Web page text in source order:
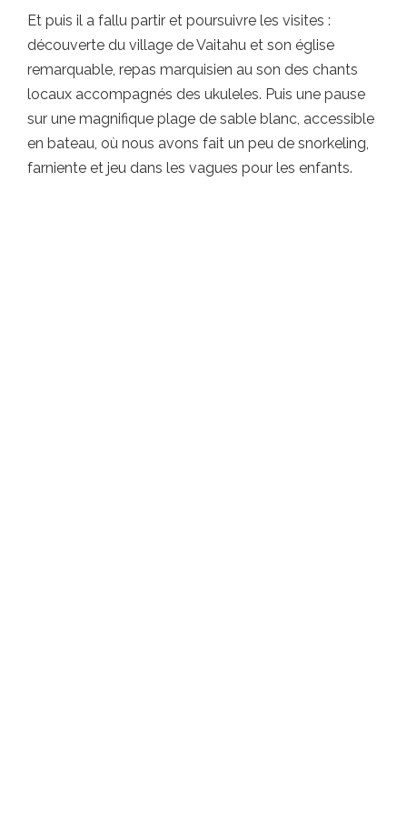
Et puis il a fallu partir et poursuivre les visites :
découverte du village de Vaitahu et son église
remarquable, repas marquisien au son des chants
locaux accompagnés des ukuleles. Puis une pause
sur une magnifique plage de sable blanc, accessible
en bateau, où nous avons fait un peu de snorkeling,
farniente et jeu dans les vagues pour les enfants.